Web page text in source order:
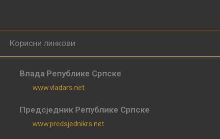
Корисни линкови
Влада Републике Српске
www.vladars.net
Предсједник Републике Српске
www.predsjednikrs.net